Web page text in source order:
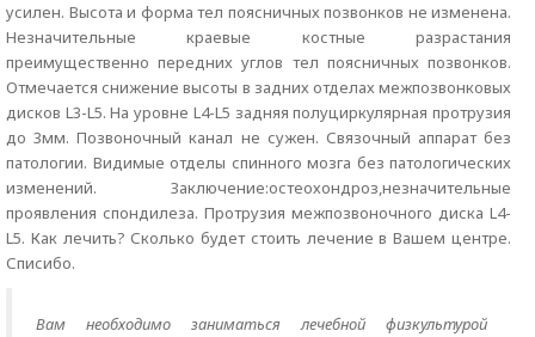
усилен. Высота и форма тел поясничных позвонков не изменена.
Незначительные краевые костные разрастания
преимущественно передних углов тел поясничных позвонков.
Отмечается снижение высоты в задних отделах межпозвонковых
дисков L3-L5. На уровне L4-L5 задняя полуциркулярная протрузия
до 3мм. Позвоночный канал не сужен. Связочный аппарат без
патологии. Видимые отделы спинного мозга без патологических
изменений. Заключение:остеохондроз,незначительные
проявления спондилеза. Протрузия межпозвоночного диска L4-
L5. Как лечить? Сколько будет стоить лечение в Вашем центре.
Списибо.
Вам необходимо заниматься лечебной физкультурой